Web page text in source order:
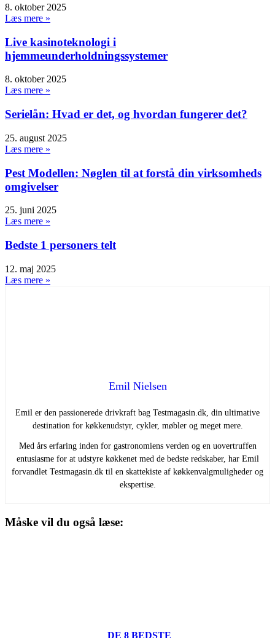
8. oktober 2025
Læs mere »
Live kasinoteknologi i
hjemmeunderholdningssystemer
8. oktober 2025
Læs mere »
Serielån: Hvad er det, og hvordan fungerer det?
25. august 2025
Læs mere »
Pest Modellen: Nøglen til at forstå din virksomheds
omgivelser
25. juni 2025
Læs mere »
Bedste 1 personers telt
12. maj 2025
Læs mere »
Emil Nielsen
Emil er den passionerede drivkraft bag Testmagasin.dk, din ultimative
destination for køkkenudstyr, cykler, møbler og meget mere.
Med års erfaring inden for gastronomiens verden og en uovertruffen
entusiasme for at udstyre køkkenet med de bedste redskaber, har Emil
forvandlet Testmagasin.dk til en skattekiste af køkkenvalgmuligheder og
ekspertise.
Måske vil du også læse:
DE 8 BEDSTE